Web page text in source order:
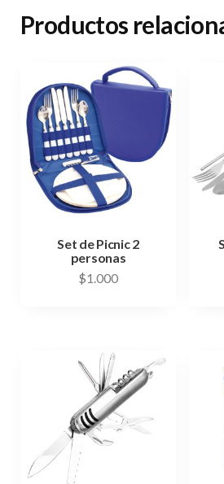
Productos
Set de Picnic 2
personas
$1.000